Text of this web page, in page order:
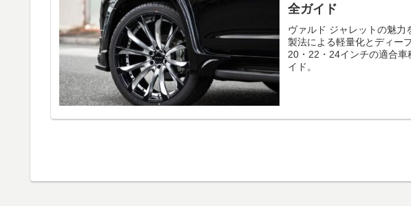
全ガイド
ヴァルド ジャレットの魅力
製法による軽量化とディー
20・22・24インチの適合
イド。